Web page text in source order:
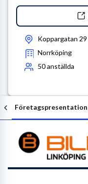
Koppargatan 29
Norrköping
50anställda
Företagspresentation